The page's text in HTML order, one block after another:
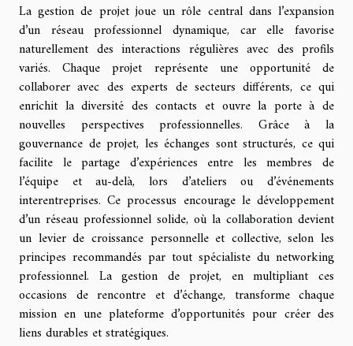
La gestion de projet joue un rôle central dans l’expansion
d’un réseau professionnel dynamique, car elle favorise
naturellement des interactions régulières avec des profils
variés. Chaque projet représente une opportunité de
collaborer avec des experts de secteurs différents, ce qui
enrichit la diversité des contacts et ouvre la porte à de
nouvelles perspectives professionnelles. Grâce à la
gouvernance de projet, les échanges sont structurés, ce qui
facilite le partage d’expériences entre les membres de
l’équipe et au-delà, lors d’ateliers ou d’événements
interentreprises. Ce processus encourage le développement
d’un réseau professionnel solide, où la collaboration devient
un levier de croissance personnelle et collective, selon les
principes recommandés par tout spécialiste du networking
professionnel. La gestion de projet, en multipliant ces
occasions de rencontre et d’échange, transforme chaque
mission en une plateforme d’opportunités pour créer des
liens durables et stratégiques.